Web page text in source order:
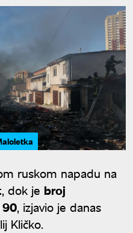
ruskom napadu na
, dok je broj
90, izjavio je danas
Kličko.